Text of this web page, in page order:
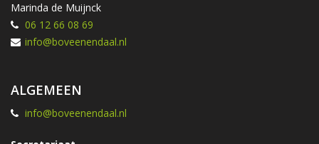
Marinda de Muijnck
06 12 66 08 69
info@boveenendaal.nl
ALGEMEEN
info@boveenendaal.nl